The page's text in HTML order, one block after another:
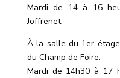
Mardi de 14 à 16
Joffrenet.
À la salle du 1er
du Champ de Foire.
Mardi de 14h30 à 17